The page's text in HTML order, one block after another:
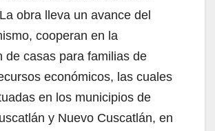
obra lleva un avance del
cooperan en la
de casas para familias de
económicos, las cuales
en los municipios de
y Nuevo Cuscatlán, en